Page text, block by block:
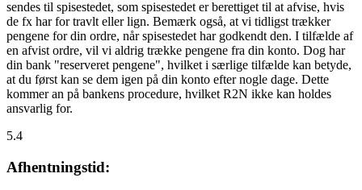
sendes til spisestedet, som spisestedet er berettiget til at afvise, hvis
de fx har for travlt eller lign. Bemærk også, at vi tidligst trækker
pengene for din ordre, når spisestedet har godkendt den. I tilfælde af
en afvist ordre, vil vi aldrig trække pengene fra din konto. Dog har
din bank "reserveret pengene", hvilket i særlige tilfælde kan betyde,
at du først kan se dem igen på din konto efter nogle dage. Dette
kommer an på bankens procedure, hvilket R2N ikke kan holdes
ansvarlig for.
5.4
Afhentningstid: